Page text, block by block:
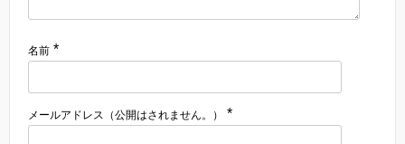
名前 *
メールアドレス（公開はされません。） *